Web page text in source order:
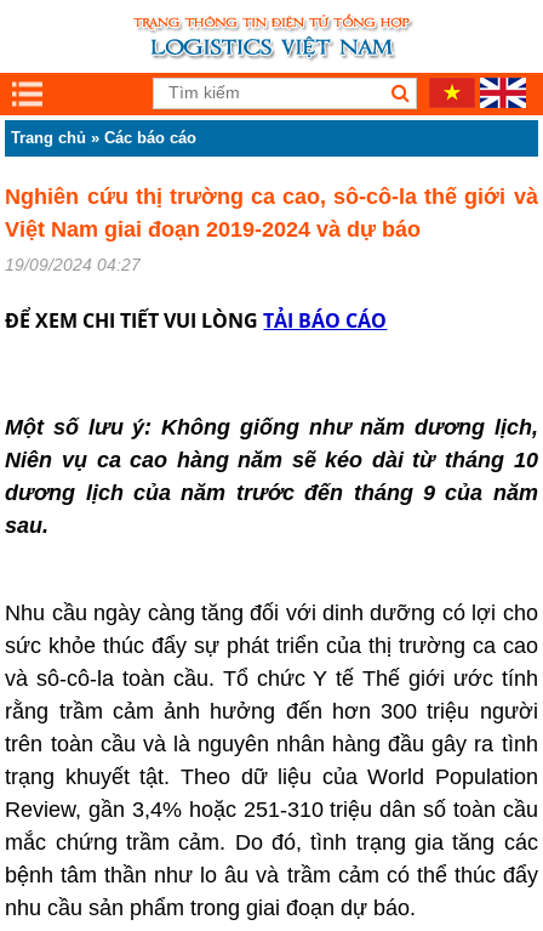
Trang chủ »Các báo cáo
Nghiên cứu thị trường ca cao, sô-cô-la thế giới và
Việt Nam giai đoạn 2019-2024 và dự báo
19/09/2024 04:27
ĐỂ XEM CHI TIẾT VUI LÒNGTẢI BÁO CÁO
Một số lưu ý: Không giống như năm dương lịch,
Niên vụ ca cao hàng năm sẽ kéo dài từ tháng 10
dương lịch của năm trước đến tháng 9 của năm
sau.
Nhu cầu ngày càng tăng đối với dinh dưỡng có lợi cho
sức khỏe thúc đẩy sự phát triển của thị trường ca cao
và sô-cô-la toàn cầu. Tổ chức Y tế Thế giới ước tính
rằng trầm cảm ảnh hưởng đến hơn 300 triệu người
trên toàn cầu và là nguyên nhân hàng đầu gây ra tình
trạng khuyết tật. Theo dữ liệu của World Population
Review, gần 3,4% hoặc 251-310 triệu dân số toàn cầu
mắc chứng trầm cảm. Do đó, tình trạng gia tăng các
bệnh tâm thần như lo âu và trầm cảm có thể thúc đẩy
nhu cầu sản phẩm trong giai đoạn dự báo.